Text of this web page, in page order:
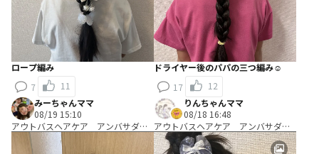
ロープ編み
7
11
ドライヤー後のパパの三つ編み☺️
17
12
みーちゃんママ
08/19 15:10
アウトバスヘアケア アンバサダ
ー Ｂコース：＼使って編み出す／
ヘアアレンジ考案コース
りんちゃんママ
08/18 16:48
アウトバスヘアケア アンバサダ
ー Ｂコース：＼使って編み出す／
ヘアアレンジ考案コース